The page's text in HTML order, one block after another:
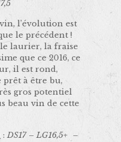
l’évolution est
le précédent !
laurier, la fraise
que ce 2016, ce
il est rond,
prêt à être bu,
gros potentiel
beau vin de cette
:DS17 – LG16,5+ –